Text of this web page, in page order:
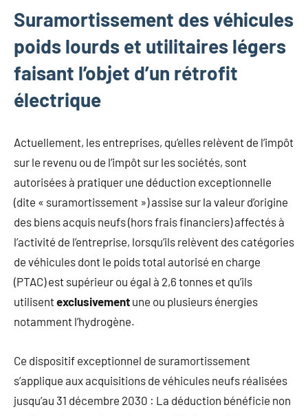
Suramortissement des véhicules
poids lourds et utilitaires légers
faisant l’objet d’un rétrofit
électrique
Actuellement, les entreprises, qu’elles relèvent de l’impôt
sur le revenu ou de l’impôt sur les sociétés, sont
autorisées à pratiquer une déduction exceptionnelle
(dite « suramortissement ») assise sur la valeur d’origine
des biens acquis neufs (hors frais financiers) affectés à
l’activité de l’entreprise, lorsqu’ils relèvent des catégories
de véhicules dont le poids total autorisé en charge
(PTAC) est supérieur ou égal à 2,6 tonnes et qu’ils
utilisentexclusivement une ou plusieurs énergies
notamment l’hydrogène.
Ce dispositif exceptionnel de suramortissement
s’applique aux acquisitions de véhicules neufs réalisées
jusqu’au 31 décembre 2030 : La déduction bénéficie non